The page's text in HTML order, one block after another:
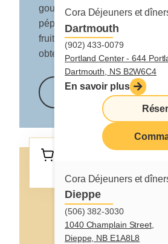
Cora Déjeuners et
Dartmouth
(902) 433-0079
Portland Center - 644
Dartmouth, NS B2W6C4
En savoir plus
Cora Déjeuners et
Dieppe
(506) 382-3030
1040 Champlain Street,
Dieppe, NB E1A8L8
gourmands ? Agrémentez
pépites de chocolat blanc et
fruits préférés. Laissez aller
obtenez un vrai délice à la
En savoir plus